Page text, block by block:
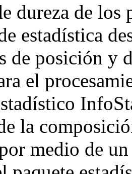
dureza de los
estadística
de posición y
el
la
medio de